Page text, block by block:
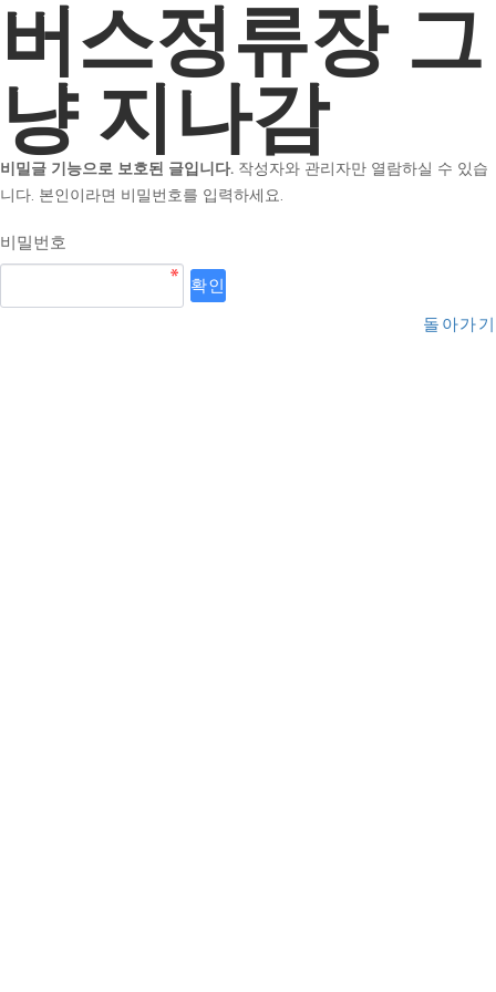
버스정류장 그
냥 지나감
비밀글 기능으로 보호된 글입니다. 작성자와 관리자만 열람하실 수 있습
니다. 본인이라면 비밀번호를 입력하세요.
비밀번호
돌아가기